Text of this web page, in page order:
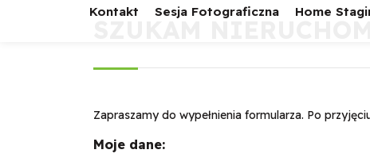
Kontakt Sesja Fotograficzna Home
Zapraszamy do wypełnienia formularza. Po
Moje dane: